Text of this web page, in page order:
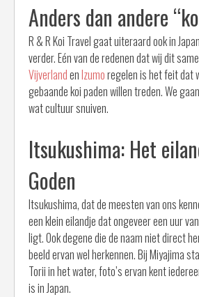
Anders dan andere
R & R Koi Travel gaat uiteraard ook in
verder. Eén van de redenen dat wij dit
VijverlandenIzumoregelen is het feit dat
gebaande koi paden willen treden. We
wat cultuur snuiven.
Itsukushima: Het
Goden
Itsukushima, dat de meesten van ons
een klein eilandje dat ongeveer een uur
ligt. Ook degene die de naam niet direct
beeld ervan wel herkennen. Bij Miyajima
Torii in het water, foto’s ervan kent
is in Japan.